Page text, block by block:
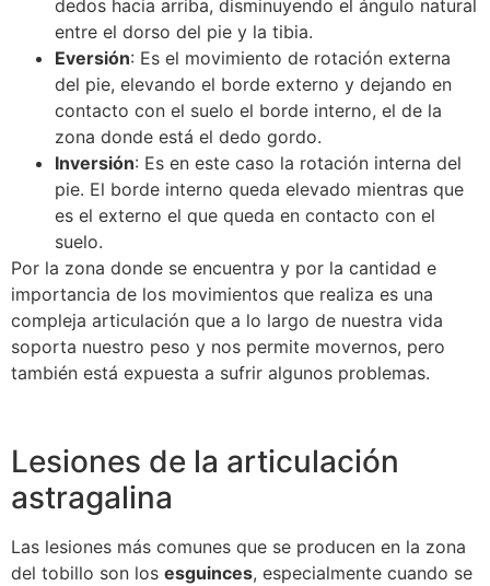
dedos hacia arriba, disminuyendo el ángulo natural
entre el dorso del pie y la tibia.
Eversión: Es el movimiento de rotación externa
del pie, elevando el borde externo y dejando en
contacto con el suelo el borde interno, el de la
zona donde está el dedo gordo.
Inversión: Es en este caso la rotación interna del
pie. El borde interno queda elevado mientras que
es el externo el que queda en contacto con el
suelo.
Por la zona donde se encuentra y por la cantidad e
importancia de los movimientos que realiza es una
compleja articulación que a lo largo de nuestra vida
soporta nuestro peso y nos permite movernos, pero
también está expuesta a sufrir algunos problemas.
Lesiones de la articulación
astragalina
Las lesiones más comunes que se producen en la zona
del tobillo son los esguinces, especialmente cuando se